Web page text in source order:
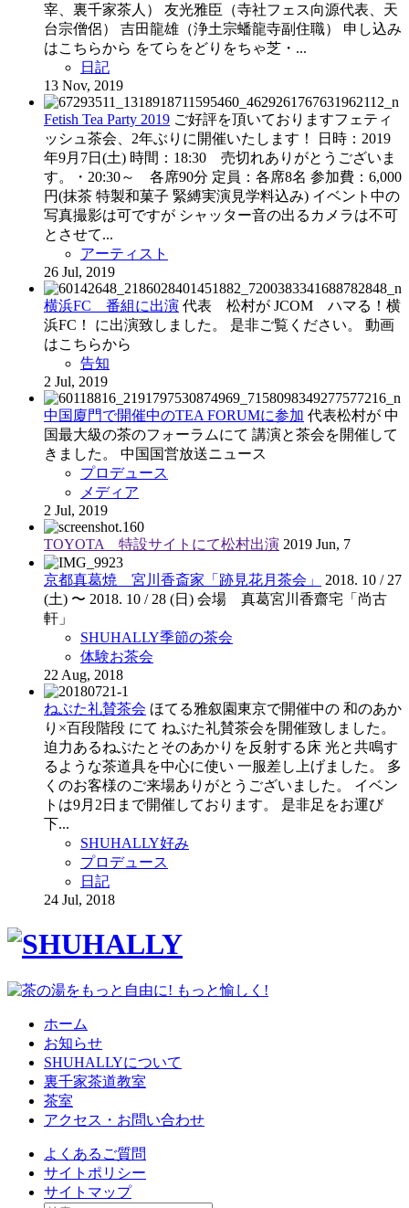
宰、裏千家茶人） 友光雅臣（寺社フェス向源代表、天
台宗僧侶） 吉田龍雄（浄土宗蟠龍寺副住職） 申し込み
はこちらから をてらをどりをちゃ ​芝・...
日記
13 Nov, 2019
Fetish Tea Party 2019 ご好評を頂いておりますフェティ
ッシュ茶会、2年ぶりに開催いたします！ 日時：2019
年9月7日(土) 時間：18:30 売切れありがとうございま
す。・20:30～ 各席90分 定員：各席8名 参加費：6,000
円(抹茶 特製和菓子 緊縛実演見学料込み) イベント中の
写真撮影は可ですが シャッター音の出るカメラは不可
とさせて...
アーティスト
26 Jul, 2019
横浜FC 番組に出演 代表 松村が JCOM ハマる！横
浜FC！ に出演致しました。 是非ご覧ください。 動画
はこちらから
告知
2 Jul, 2019
中国廈門で開催中のTEA FORUMに参加 代表松村が 中
国最大級の茶のフォーラムにて 講演と茶会を開催して
きました。 中国国営放送ニュース
プロデュース
メディア
2 Jul, 2019
TOYOTA 特設サイトにて松村出演 2019 Jun, 7
京都真葛焼 宮川香斎家「跡見花月茶会」
2018. 10 / 27
(土) 〜 2018. 10 / 28 (日) 会場 真葛宮川香齋宅「尚古
軒」
SHUHALLY季節の茶会
体験お茶会
22 Aug, 2018
ねぶた礼賛茶会 ほてる雅叙園東京で開催中の 和のあか
り×百段階段 にて ねぶた礼賛茶会を開催致しました。
迫力あるねぶたとそのあかりを反射する床 光と共鳴す
るような茶道具を中心に使い 一服差し上げました。 多
くのお客様のご来場ありがとうございました。 イベン
トは9月2日まで開催しております。 是非足をお運び
下...
SHUHALLY好み
プロデュース
日記
24 Jul, 2018
ホーム
お知らせ
SHUHALLYについて
裏千家茶道教室
茶室
アクセス・お問い合わせ
よくあるご質問
サイトポリシー
サイトマップ